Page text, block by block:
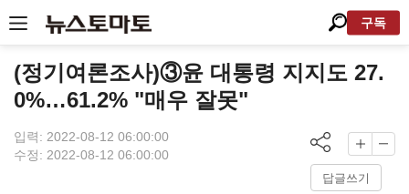
구독
(정기여론조사)③윤 대통령 지지도 27.
0%…61.2% "매우 잘못"
입력: 2022-08-12 06:00:00
수정: 2022-08-12 06:00:00
답글쓰기